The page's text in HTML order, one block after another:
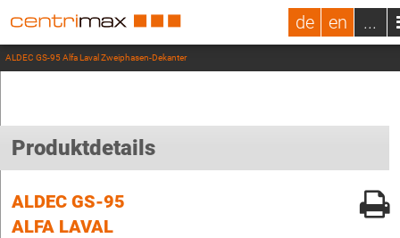
de en ...
ALDEC GS-95 Alfa Laval Zweiphasen-Dekanter
Produktdetails
ALDEC GS-95
ALFA LAVAL